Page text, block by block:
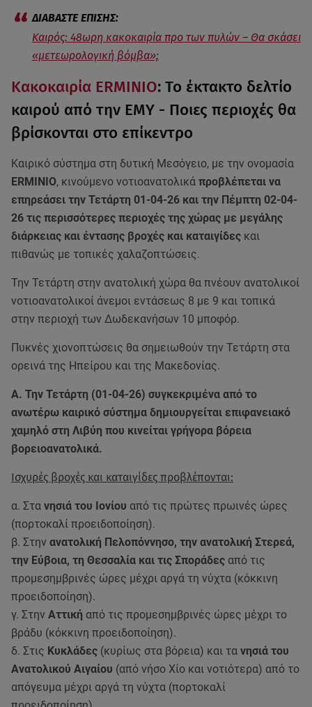
Καιρός: 48ωρη κακοκαιρία προ των πυλών – Θα σκάσει
«μετεωρολογική βόμβα»;
Κακοκαιρία ERMINIO: Το έκτακτο δελτίο
καιρού από την ΕΜΥ - Ποιες περιοχές θα
βρίσκονται στο επίκεντρο
Καιρικό σύστημα στη δυτική Μεσόγειο, με την ονομασία
ERMINIO, κινούμενο νοτιοανατολικά προβλέπεται να
επηρεάσει την Τετάρτη 01-04-26 και την Πέμπτη 02-04-
26 τις περισσότερες περιοχές της χώρας με μεγάλης
διάρκειας και έντασης βροχές και καταιγίδες και
πιθανώς με τοπικές χαλαζοπτώσεις.
Την Τετάρτη στην ανατολική χώρα θα πνέουν ανατολικοί
νοτιοανατολικοί άνεμοι εντάσεως 8 με 9 και τοπικά
στην περιοχή των Δωδεκανήσων 10 μποφόρ.
Πυκνές χιονοπτώσεις θα σημειωθούν την Τετάρτη στα
ορεινά της Ηπείρου και της Μακεδονίας.
Α. Την Τετάρτη (01-04-26) συγκεκριμένα από το
ανωτέρω καιρικό σύστημα δημιουργείται επιφανειακό
χαμηλό στη Λιβύη που κινείται γρήγορα βόρεια
βορειοανατολικά.
Ισχυρές βροχές και καταιγίδες προβλέπονται:
α. Στα νησιά του Ιονίου από τις πρώτες πρωινές ώρες
(πορτοκαλί προειδοποίηση).
β. Στην ανατολική Πελοπόννησο, την ανατολική Στερεά,
την Εύβοια, τη Θεσσαλία και τις Σποράδες από τις
προμεσημβρινές ώρες μέχρι αργά τη νύχτα (κόκκινη
προειδοποίηση).
γ. Στην Αττική από τις προμεσημβρινές ώρες μέχρι το
βράδυ (κόκκινη προειδοποίηση).
δ. Στις Κυκλάδες (κυρίως στα βόρεια) και τα νησιά του
Ανατολικού Αιγαίου (από νήσο Χίο και νοτιότερα) από το
απόγευμα μέχρι αργά τη νύχτα (πορτοκαλί